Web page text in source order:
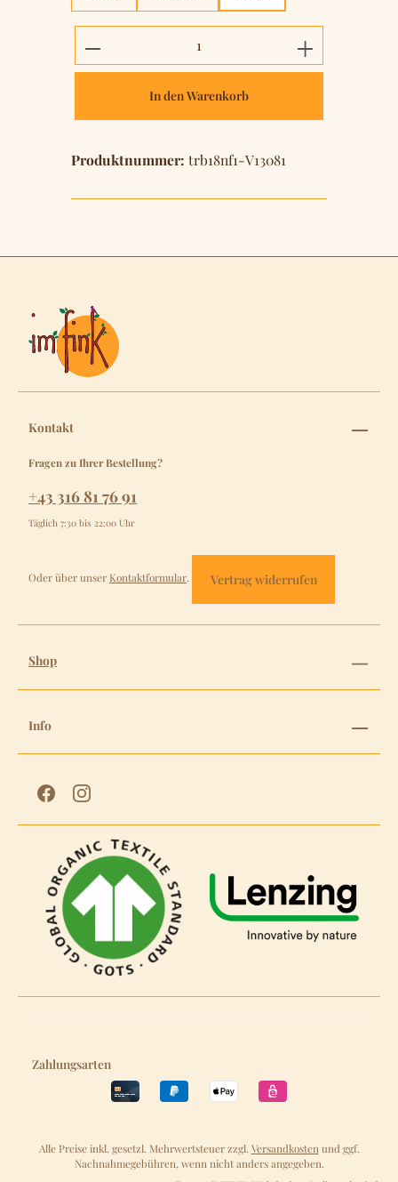
Produkt Anzahl: Gib den
In den Warenkorb
Produktnummer: trb18nf1-V13081
Kontakt
Fragen zu Ihrer Bestellung?
+43 316 81 76 91
Täglich 7:30 bis 22:00 Uhr
Oder über unser Kontaktformular. Vertrag widerrufen
Shop
Info
Zahlungsarten
Alle Preise inkl. gesetzl. Mehrwertsteuer zzgl. Versandkosten und ggf.
Nachnahmegebühren, wenn nicht anders angegeben.